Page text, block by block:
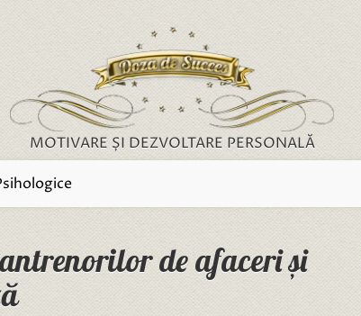
MOTIVARE ȘI DEZVOLTARE PERSONALĂ
de afaceri și